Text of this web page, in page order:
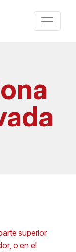
superior
o en el